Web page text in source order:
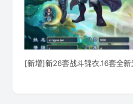
[新增]新26套战斗锦衣.16套全新